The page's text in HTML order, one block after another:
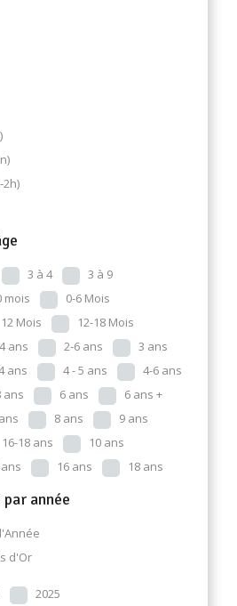
3 à 4
3 à 9
mois
0-6 Mois
12 Mois
12-18 Mois
ans 2-6 ans
3 ans
ans 4 - 5 ans
4-6 ans
ans 6 ans
6 ans +
8 ans
9 ans
16-18 ans
10 ans
ans 16 ans 18 ans
année
d'Or
2025